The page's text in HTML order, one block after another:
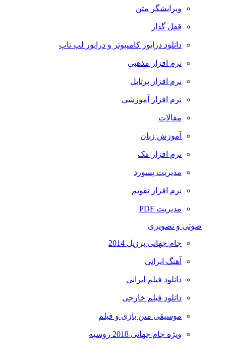
ویرایشگر متن
قفل گذار
دانلود درایور کامپیوتر و درایور لپ تاپ
نرم افزار مذهبی
نرم افزار پرتابل
نرم افزار آموزشی
مقالات
آموزش زبان
نرم افزار مک
مدیریت پسورد
نرم افزار تقویم
مدیریت PDF
صوتی و تصویری
جام جهانی برزیل 2014
آهنگ ایرانی
دانلود فیلم ایرانی
دانلود فیلم خارجی
موسیقی متن بازی و فیلم
ویژه جام جهانی 2018 روسیه